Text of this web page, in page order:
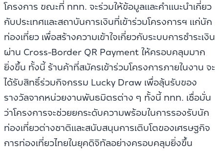
โครงการ ขณะที่ ททท. จะร่วมให้ข้อมูลและคำแนะนำเกี่ยว
กับประเทศและสถาบันการเงินที่เข้าร่วมโครงการฯ แก่นัก
ท่องเที่ยว เพื่อสร้างความเข้าใจเกี่ยวกับระบบการชำระเงิน
ผ่าน Cross-Border QR Payment ให้ครอบคลุมมาก
ยิ่งขึ้น ทั้งนี้ ร้านค้าที่สมัครเข้าร่วมโครงการภายในงาน จะ
ได้รับสิทธิ์ร่วมกิจกรรม Lucky Draw เพื่อลุ้นรับของ
รางวัลจากหน่วยงานพันธมิตรต่าง ๆ ทั้งนี้ ททท. เชื่อมั่น
ว่าโครงการจะช่วยยกระดับความพร้อมในการรองรับนัก
ท่องเที่ยวต่างชาติและสนับสนุนการเติบโตของเศรษฐกิจ
การท่องเที่ยวไทยในยุคดิจิทัลอย่างครอบคลุมยิ่งขึ้น